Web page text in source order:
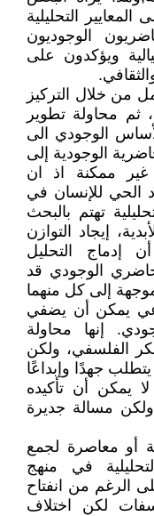
التحليلية
الوجوديون
ويؤكدون على
من خلال التركيز
ثم محاولة تطوير
الوجودي الى
الوجودية إلى
غير ممكنة اذ ان
الحي للإنسان في
تهتم بالبحث
إيجاد التوازن
إدماج التحليل
الوجودي قد
إلى كل منهما
يمكن أن يضفي
إنها محاولة
الفلسفي، ولكن
جهدًا وإبداعًا
يمكن أن تأكيده
مسالة جديرة
أو معاصرة لجمع
في منهج
الرغم من انفتاح
لكن اختلاف